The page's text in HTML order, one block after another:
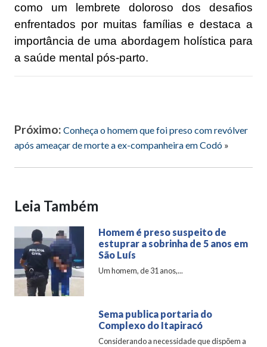
como um lembrete doloroso dos desafios
enfrentados por muitas famílias e destaca a
importância de uma abordagem holística para
a saúde mental pós-parto.
Próximo: Conheça o homem que foi preso com revólver
após ameaçar de morte a ex-companheira em Codó »
Leia Também
Homem é preso suspeito de
estuprar a sobrinha de 5 anos em
São Luís
Um homem, de 31 anos,...
Sema publica portaria do
Complexo do Itapiracó
Considerando a necessidade que dispõem a